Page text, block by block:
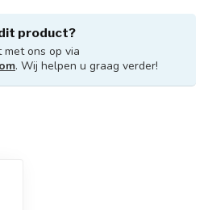
product?
ons op via
. Wij helpen u graag verder!